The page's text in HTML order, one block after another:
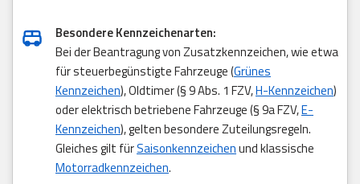
Besondere Kennzeichenarten:
Bei der Beantragung von Zusatzkennzeichen, wie etwa
für steuerbegünstigte Fahrzeuge (Grünes
Kennzeichen), Oldtimer (§ 9 Abs. 1 FZV,H-Kennzeichen)
oder elektrisch betriebene Fahrzeuge (§ 9a FZV,E-
Kennzeichen), gelten besondere Zuteilungsregeln.
Gleiches gilt fürSaisonkennzeichenund klassische
Motorradkennzeichen.